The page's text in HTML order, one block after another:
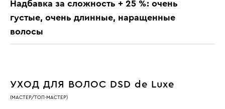
Надбавка за сложность + 25 %: очень
густые, очень длинные, наращенные
волосы
УХОД ДЛЯ ВОЛОС DSD de Luxe
(МАСТЕР/ТОП-МАСТЕР)